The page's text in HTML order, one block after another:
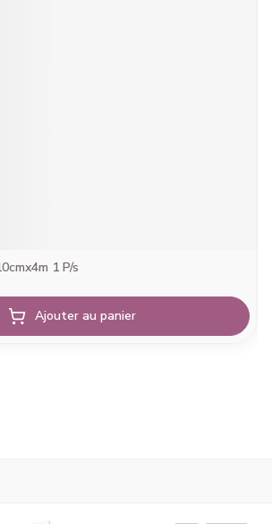
1 P/s
Ajouter au panier